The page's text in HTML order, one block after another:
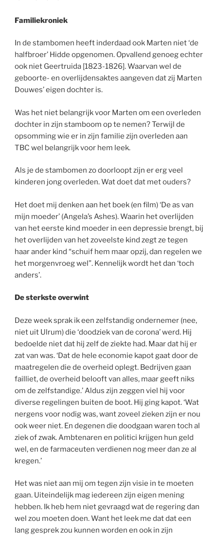
Familiekroniek
In de stambomen heeft inderdaad ook Marten niet ‘de
halfbroer’ Hidde opgenomen. Opvallend genoeg echter
ook niet Geertruida [1823-1826]. Waarvan wel de
geboorte- en overlijdensaktes aangeven dat zij Marten
Douwes’ eigen dochter is.
Was het niet belangrijk voor Marten om een overleden
dochter in zijn stamboom op te nemen? Terwijl de
opsomming wie er in zijn familie zijn overleden aan
TBC wel belangrijk voor hem leek.
Als je de stambomen zo doorloopt zijn er erg veel
kinderen jong overleden. Wat doet dat met ouders?
Het doet mij denken aan het boek (en film) ‘De as van
mijn moeder’ (Angela’s Ashes). Waarin het overlijden
van het eerste kind moeder in een depressie brengt, bij
het overlijden van het zoveelste kind zegt ze tegen
haar ander kind “schuif hem maar opzij, dan regelen we
het morgenvroeg wel”. Kennelijk wordt het dan ‘toch
anders’.
De sterkste overwint
Deze week sprak ik een zelfstandig ondernemer (nee,
niet uit Ulrum) die ‘doodziek van de corona’ werd. Hij
bedoelde niet dat hij zelf de ziekte had. Maar dat hij er
zat van was. ‘Dat de hele economie kapot gaat door de
maatregelen die de overheid oplegt. Bedrijven gaan
failliet, de overheid belooft van alles, maar geeft niks
om de zelfstandige.’ Aldus zijn zeggen viel hij voor
diverse regelingen buiten de boot. Hij ging kapot. ‘Wat
nergens voor nodig was, want zoveel zieken zijn er nou
ook weer niet. En degenen die doodgaan waren toch al
ziek of zwak. Ambtenaren en politici krijgen hun geld
wel, en de farmaceuten verdienen nog meer dan ze al
kregen.’
Het was niet aan mij om tegen zijn visie in te moeten
gaan. Uiteindelijk mag iedereen zijn eigen mening
hebben. Ik heb hem niet gevraagd wat de regering dan
wel zou moeten doen. Want het leek me dat dat een
lang gesprek zou kunnen worden en ook in zijn